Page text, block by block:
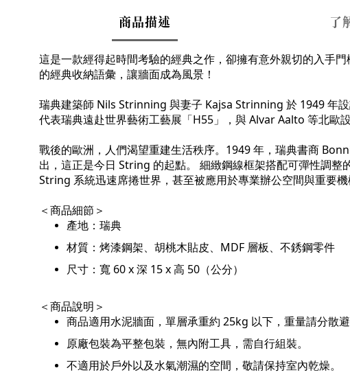
商品描述 了
這是一款經得起時間考驗的經典之作，卻擁有意外親切的入手門
的經典收納語彙，讓牆面成為風景！
瑞典建築師 Nils Strinning 與妻子 Kajsa Strinning 於 1949 年
代表瑞典遠赴世界藝術工藝展「H55」，與 Alvar Aalto 等北歐
戰後的歐洲，人們渴望重建生活秩序。1949 年，瑞典書商
出，這正是今日 String 的起點。 細緻鋼線框架搭配可彈性調整
String 系統迅速席捲世界，甚至被應用於專業辦公空間與重要機
＜商品細節＞
產地：瑞典
材質：烤漆鋼架、胡桃木貼皮、MDF 層板、不銹鋼零件
尺寸：寬 60 x 深 15 x 高 50（公分）
＜商品說明＞
商品適用水泥牆面，單層承重約 25kg 以下，重量請分散避
原廠包裝為平整包裝，無內附工具，需自行組裝。
不適用於戶外以及水氣潮濕的空間，敬請保持室內乾燥。